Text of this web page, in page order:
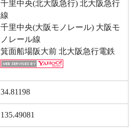
千里中央(北大阪急行) 北大阪急行
線
千里中央(大阪モノレール) 大阪モ
ノレール線
箕面船場阪大前 北大阪急行電鉄
34.81198
135.49081